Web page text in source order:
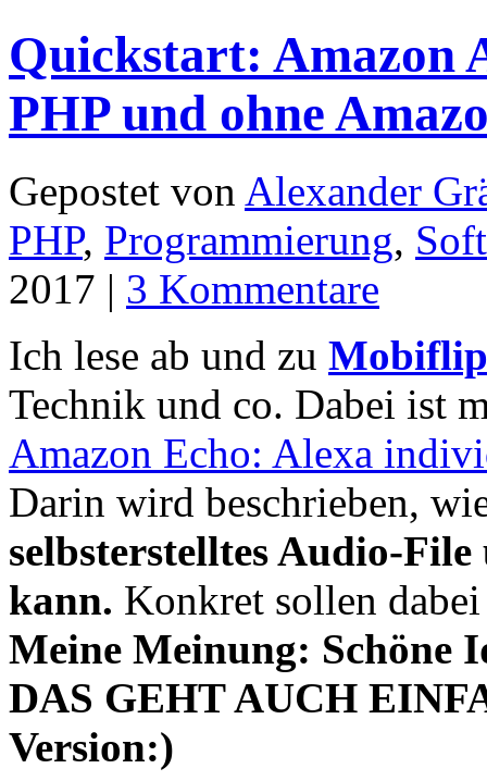
Quickstart: Amazon
PHP und ohne
Gepostet von Alexander
PHP, Programmierung,
2017 | 3 Kommentare
Ich lese ab und zu Mobiflip
Technik und co. Dabei ist
Amazon Echo: Alexa
Darin wird beschrieben,
selbsterstelltes Audio-
kann. Konkret sollen
Meine Meinung: Schöne
DAS GEHT AUCH
Version:)